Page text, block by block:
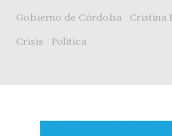
Gobierno de Córdoba
Cristina
Crisis
Politica